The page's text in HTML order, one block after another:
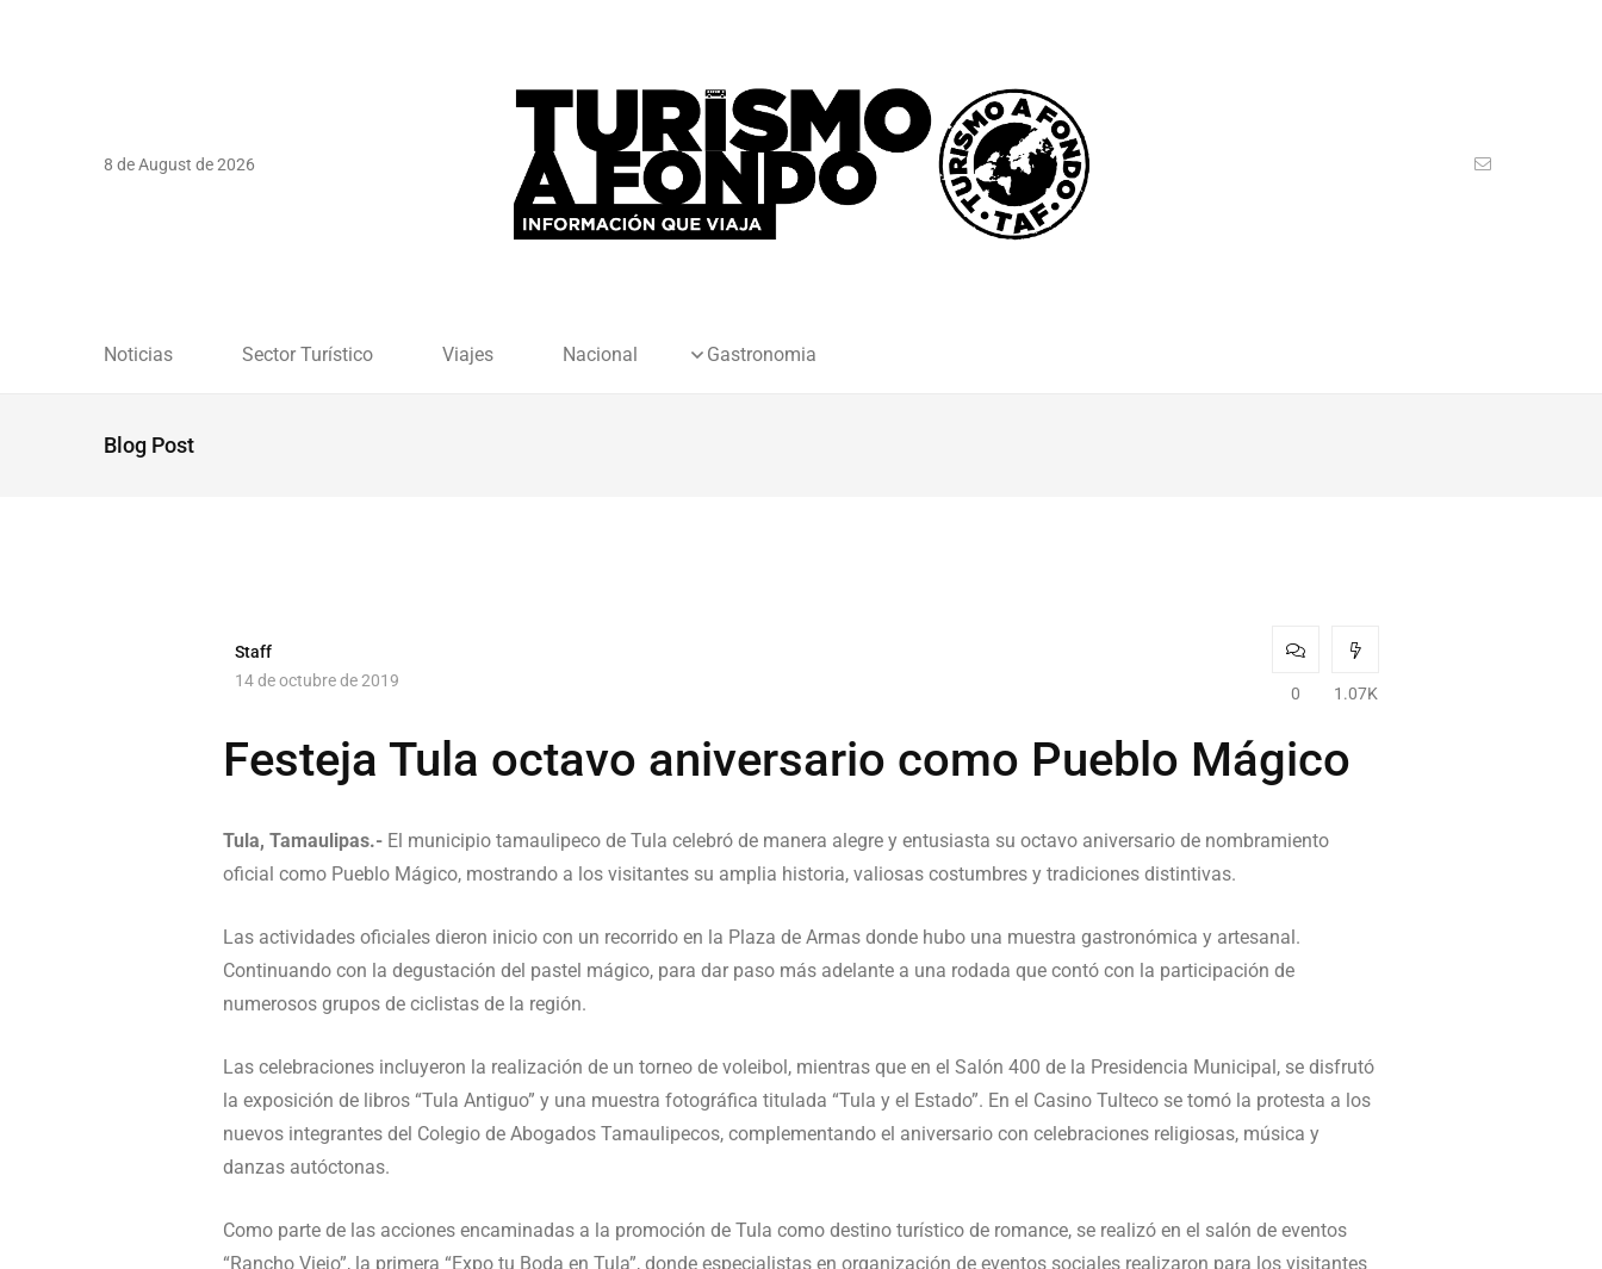
8 de August de 2026
Noticias Sector Turístico Viajes Nacional Gastronomia
Blog Post
Staff
14 de octubre de 2019
0 1.07K
Festeja Tula octavo aniversario como Pueblo Mágico
Tula, Tamaulipas.- El municipio tamaulipeco de Tula celebró de manera alegre y entusiasta su octavo aniversario de nombramiento
oficial como Pueblo Mágico, mostrando a los visitantes su amplia historia, valiosas costumbres y tradiciones distintivas.
Las actividades oficiales dieron inicio con un recorrido en la Plaza de Armas donde hubo una muestra gastronómica y artesanal.
Continuando con la degustación del pastel mágico, para dar paso más adelante a una rodada que contó con la participación de
numerosos grupos de ciclistas de la región.
Las celebraciones incluyeron la realización de un torneo de voleibol, mientras que en el Salón 400 de la Presidencia Municipal, se disfrutó
la exposición de libros “Tula Antiguo” y una muestra fotográfica titulada “Tula y el Estado”. En el Casino Tulteco se tomó la protesta a los
nuevos integrantes del Colegio de Abogados Tamaulipecos, complementando el aniversario con celebraciones religiosas, música y
danzas autóctonas.
Como parte de las acciones encaminadas a la promoción de Tula como destino turístico de romance, se realizó en el salón de eventos
“Rancho Viejo”, la primera “Expo tu Boda en Tula”, donde especialistas en organización de eventos sociales realizaron para los visitantes